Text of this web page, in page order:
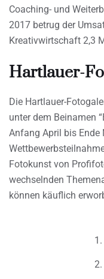
Coaching- und
2017 betrug der
Kreativwirtschaft 2,3
Hartlauer-
Die Hartlauer-
unter dem Beinamen
Anfang April bis Ende
Fotokunst von
wechselnden
können käuflich